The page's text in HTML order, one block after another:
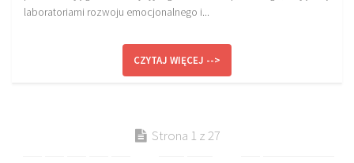
laboratoriami rozwoju emocjonalnego i...
CZYTAJ WIĘCEJ -->
Strona 1 z 27